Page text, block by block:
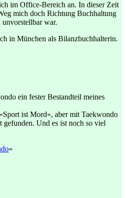
im Office-Bereich an. In dieser Zeit
mich doch Richtung Buchhaltung
war.
in München als Bilanzbuchhalterin.
ein fester Bestandteil meines
ist Mord«, aber mit Taekwondo
gefunden. Und es ist noch so viel
«